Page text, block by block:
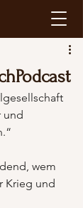
und
wem
Krieg und